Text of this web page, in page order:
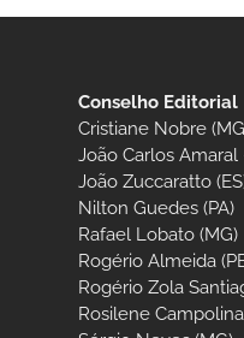
Conselho Editorial
Cristiane Nobre
João Carlos Amaral
João Zuccaratto
Nilton Guedes (PA)
Rafael Lobato (MG)
Rogério Almeida
Rogério Zola
Rosilene